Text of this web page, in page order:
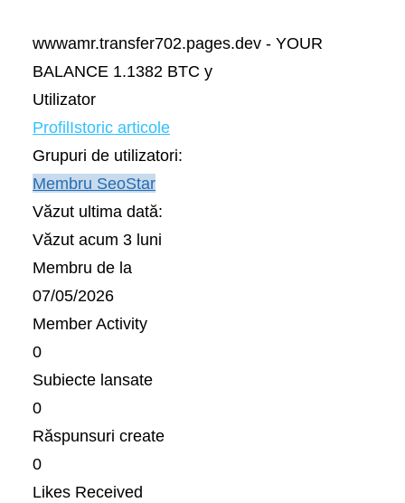
wwwamr.transfer702.pages.dev - YOUR
BALANCE 1.1382 BTC y
Utilizator
ProfilIstoric articole
Grupuri de utilizatori:
Membru SeoStar
Văzut ultima dată:
Văzut acum 3 luni
Membru de la
07/05/2026
Member Activity
0
Subiecte lansate
0
Răspunsuri create
0
Likes Received